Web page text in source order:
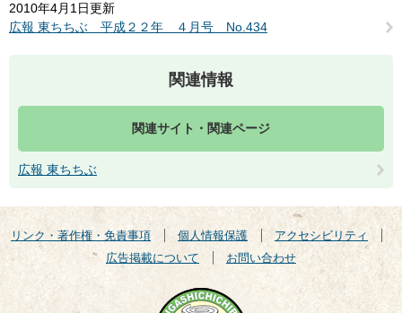
2010年4月1日更新
広報 東ちちぶ 平成２２年 ４月号 No.434
関連情報
関連サイト・関連ページ
広報 東ちちぶ
リンク・著作権・免責事項 個人情報保護
アクセシビリティ
広告掲載について
お問い合わせ